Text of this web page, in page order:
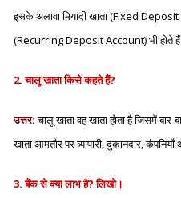
इसके अलावा मियादी खाता (Fixed
(Recurring Deposit Account) भी होते हैं
2. चालू खाता किसे कहते हैं?
उत्तर: चालू खाता वह खाता होता है जिसमें
खाता आमतौर पर व्यापारी, दुकानदार,
3. बैंक से क्या लाभ है? लिखो।